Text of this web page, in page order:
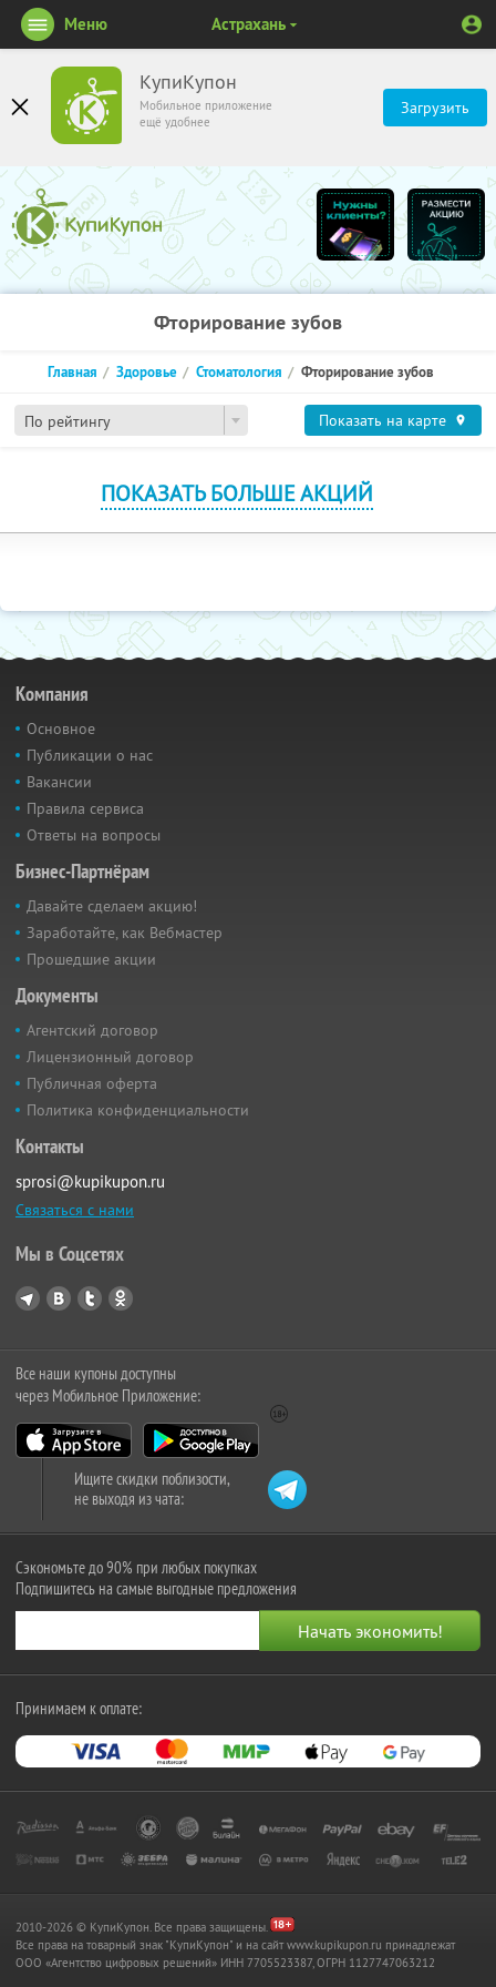
КупиКупон
Мобильное приложение
ещё удобнее
Загрузить
Меню Астрахань
Фторирование зубов
По рейтингу
Главная Здоровье Стоматология Фторирование зубов
Показать на карте
ПОКАЗАТЬ БОЛЬШЕ АКЦИЙ
Компания
Основное
Публикации о нас
Вакансии
Правила сервиса
Ответы на вопросы
Бизнес-Партнёрам
Давайте сделаем акцию!
Заработайте, как Вебмастер
Прошедшие акции
Документы
Агентский договор
Лицензионный договор
Публичная оферта
Политика конфиденциальности
Контакты
sprosi@kupikupon.ru
Связаться с нами
Мы в Соцсетях
Все наши купоны доступны
через Мобильное Приложение:
Ищите скидки поблизости,
не выходя из чата:
Сэкономьте до 90% при любых покупках
Подпишитесь на самые выгодные предложения
Принимаем к оплате:
2010-2026 © КупиКупон. Все права защищены.
Все права на товарный знак "КупиКупон" и на сайт www.kupikupon.ru принадлежат
OOO «Агентство цифровых решений» ИНН 7705523387, ОГРН 1127747063212